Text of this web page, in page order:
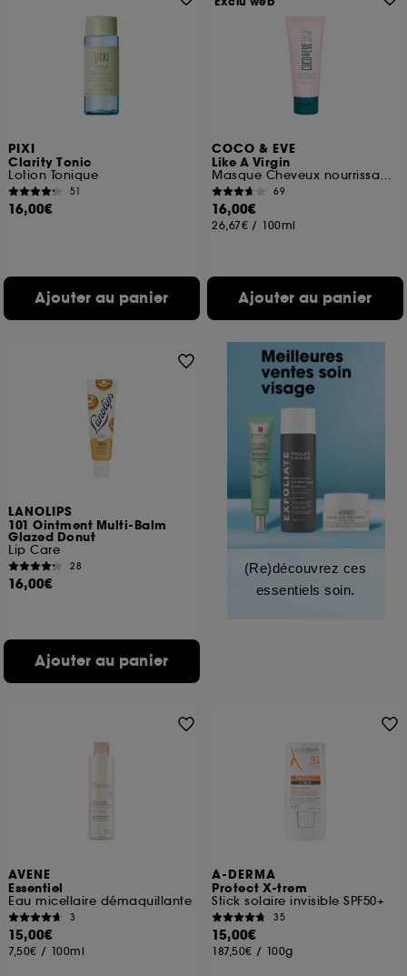
PIXI
Clarity Tonic
Lotion Tonique
51
16,00€
Ajouter au panier
COCO & EVE
Like A Virgin
Masque Cheveux nourrissant à la noix de coco & figue
69
16,00€
26,67€ / 100ml
Ajouter au panier
LANOLIPS
101 Ointment Multi-Balm
Glazed Donut
Lip Care
28
16,00€
Ajouter au panier
(Re)découvrez ces
essentiels soin.
AVENE
Essentiel
Eau micellaire démaquillante
3
15,00€
7,50€ / 100ml
A-DERMA
Protect X-trem
Stick solaire invisible SPF50+
35
15,00€
187,50€ / 100g